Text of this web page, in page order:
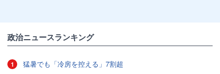
政治ニュースランキング
1 猛暑でも「冷房を控える」7割超